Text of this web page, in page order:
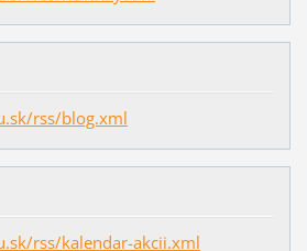
rss/blog.xml
rss/kalendar-akcii.xml